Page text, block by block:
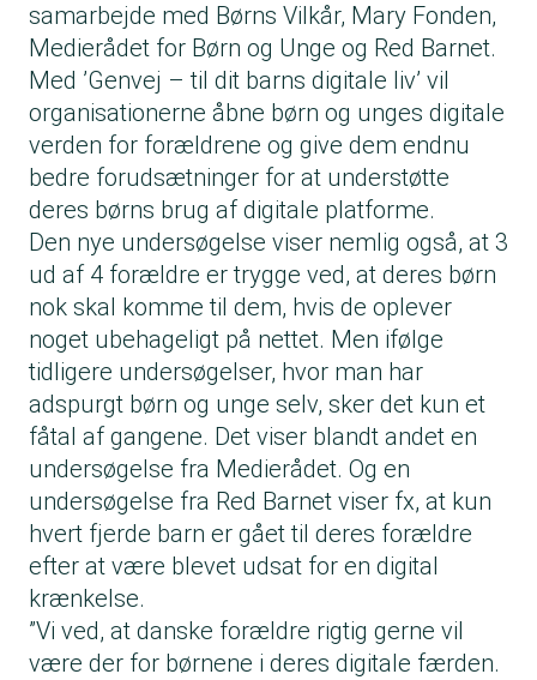
samarbejde med Børns Vilkår, Mary Fonden,
Medierådet for Børn og Unge og Red Barnet.
Med ’Genvej – til dit barns digitale liv’ vil
organisationerne åbne børn og unges digitale
verden for forældrene og give dem endnu
bedre forudsætninger for at understøtte
deres børns brug af digitale platforme.
Den nye undersøgelse viser nemlig også, at 3
ud af 4 forældre er trygge ved, at deres børn
nok skal komme til dem, hvis de oplever
noget ubehageligt på nettet. Men ifølge
tidligere undersøgelser, hvor man har
adspurgt børn og unge selv, sker det kun et
fåtal af gangene. Det viser blandt andet en
undersøgelse fra Medierådet. Og en
undersøgelse fra Red Barnet viser fx, at kun
hvert fjerde barn er gået til deres forældre
efter at være blevet udsat for en digital
krænkelse.
”Vi ved, at danske forældre rigtig gerne vil
være der for børnene i deres digitale færden.